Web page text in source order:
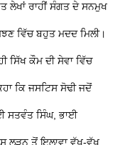
ਲੇਖਾਂ ਰਾਹੀਂ ਸੰਗਤ ਦੇ ਸਨਮੁਖ
ਵਿੱਚ ਬਹੁਤ ਮਦਦ ਮਿਲੀ।
ਸਿੱਖ ਕੌਮ ਦੀ ਸੇਵਾ ਵਿੱਚ
ਕਿ ਜਸਟਿਸ ਸੋਢੀ ਜਦੋਂ
ਸਤਵੰਤ ਸਿੰਘ, ਭਾਈ
ਲੜਨ ਤੋਂ ਇਲਾਵਾ ਵੱਖ-ਵੱਖ